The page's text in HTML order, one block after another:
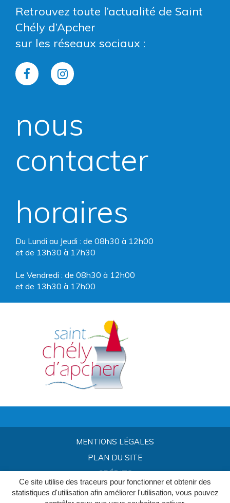
Ce site utilise des traceurs pour fonctionner et obtenir des
statistiques d'utilisation afin améliorer l'utilisation, vous pouvez
Retrouvez toute l’actualité de Saint
Chély d’Apcher
sur les réseaux sociaux :
Lien
le
Facebook
Lien
le
Instagram
nous
contacter
horaires
Du Lundi au Jeudi : de 08h30 à 12h00
et de 13h30 à 17h30
Le Vendredi : de 08h30 à 12h00
et de 13h30 à 17h00
MENTIONS LÉGALES
PLAN DU SITE
CRÉDITS